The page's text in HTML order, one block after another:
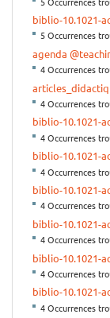
biblio-10.1021-
5 Occurrences
agenda
4 Occurrences
4 Occurrences
biblio-10.1021-
4 Occurrences
biblio-10.1021-
4 Occurrences
biblio-10.1021-
4 Occurrences
biblio-10.1021-
4 Occurrences
biblio-10.1021-
4 Occurrences
biblio-10.1021-
4 Occurrences